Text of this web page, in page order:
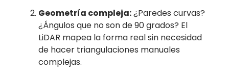
Geometría compleja:¿Paredes curvas?
¿Ángulos que no son de 90 grados? El
LiDAR mapea la forma real sin necesidad
de hacer triangulaciones manuales
complejas.